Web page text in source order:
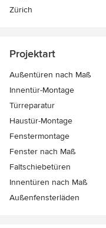
Zürich
Projektart
Außentüren nach Maß
Innentür-Montage
Türreparatur
Haustür-Montage
Fenstermontage
Fenster nach Maß
Faltschiebetüren
Innentüren nach Maß
Außenfensterläden